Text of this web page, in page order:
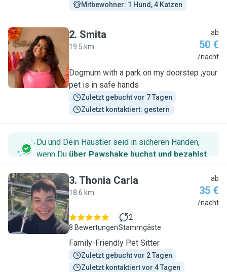
Mitbewohner: 1 Hund, 4 Katzen
S
2. Smita
19.5 km
ab
50 €
/nacht
Dogmum with a park on my doorstep ,your
pet is in safe hands
Zuletzt gebucht vor 7 Tagen
Zuletzt kontaktiert: gestern
Du und Dein Haustier seid in sicheren Händen,
wenn Du über Pawshake buchst und bezahlst.
T
3. Thonia Carla
18.6 km
ab
35 €
/nacht
8 Bewertungen
2
Stammgäste
Family-Friendly Pet Sitter
Zuletzt gebucht vor 2 Tagen
Zuletzt kontaktiert vor 4 Tagen